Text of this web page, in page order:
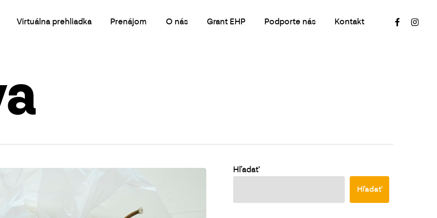
Virtuálna prehliadka Prenájom O nás Grant EHP Podporte nás Kontakt facebook
Hľadať
Hľadať